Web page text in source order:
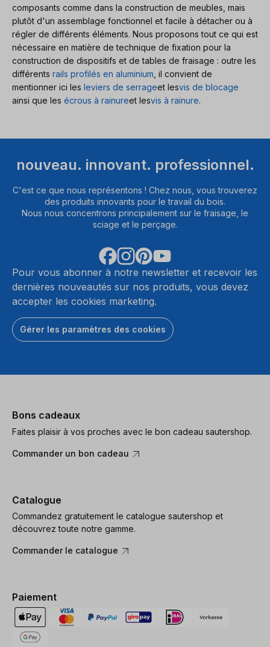
composants comme dans la construction de meubles, mais
plutôt d'un assemblage fonctionnel et facile à détacher ou à
régler de différents éléments. Nous proposons tout ce qui est
nécessaire en matière de technique de fixation pour la
construction de dispositifs et de tables de fraisage : outre les
différents rails profilés en aluminium , il convient de
mentionner ici les leviers de serrageet lesvis de blocage
ainsi que les écrous à rainureet lesvis à rainure.
nouveau. innovant. professionnel.
C'est ce que nous représentons ! Chez nous, vous trouverez
des produits innovants pour le travail du bois.
Nous nous concentrons principalement sur le fraisage, le
sciage et le perçage.
Pour vous abonner à notre newsletter et recevoir les
dernières nouveautés sur nos produits, vous devez
accepter les cookies marketing.
Gérer les paramètres des cookies
Bons cadeaux
Faites plaisir à vos proches avec le bon cadeau sautershop.
Commander un bon cadeau
Catalogue
Commandez gratuitement le catalogue sautershop et
découvrez toute notre gamme.
Commander le catalogue
Paiement